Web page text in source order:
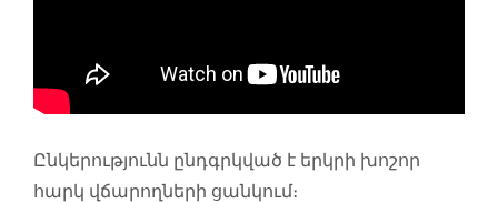
Ընկերությունն ընդգրկված է երկրի խոշոր
հարկ վճարողների ցանկում։